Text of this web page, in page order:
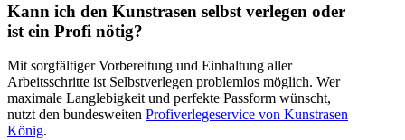
Kann ich den Kunstrasen selbst verlegen oder
ist ein Profi nötig?
Mit sorgfältiger Vorbereitung und Einhaltung aller
Arbeitsschritte ist Selbstverlegen problemlos möglich. Wer
maximale Langlebigkeit und perfekte Passform wünscht,
nutzt den bundesweiten Profiverlegeservice von Kunstrasen
König.